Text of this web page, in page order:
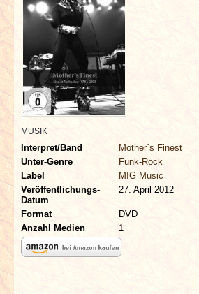
VERLOSUNGEN
INTERVIEWS
SPECIALS
LINKS
ARCHIV
MUSIK
Interpret/Band
Mother´s Finest
Unter-Genre
Funk-Rock
Label
MIG Music
Veröffentlichungs-
Datum
27. April 2012
Format
DVD
Anzahl Medien
1